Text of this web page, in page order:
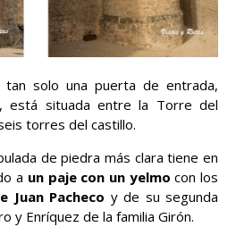
tan solo una puerta de entrada,
, está situada entre la Torre del
torres del castillo.
de piedra más clara tiene en
a un paje con un yelmo con los
Juan Pacheco y de su segunda
y Enríquez de la familia Girón.